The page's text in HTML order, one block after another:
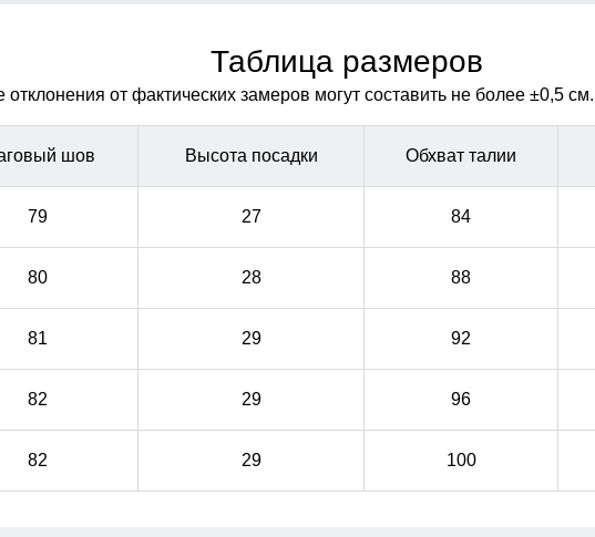
Таблица размеров
от фактических замеров могут составить не более ±0,5
шов Высота посадки Обхват талии
79 27 84
80 28 88
81 29 92
82 29 96
82 29 100